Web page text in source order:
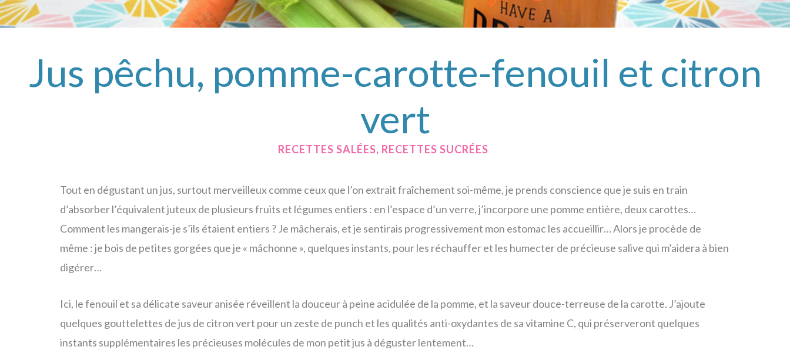
Jus pêchu, pomme-carotte-fenouil et citron
vert
RECETTES SALÉES, RECETTES SUCRÉES
Tout en dégustant un jus, surtout merveilleux comme ceux que l’on extrait fraîchement soi-même, je prends conscience que je suis en train
d’absorber l’équivalent juteux de plusieurs fruits et légumes entiers : en l’espace d’un verre, j’incorpore une pomme entière, deux carottes…
Comment les mangerais-je s’ils étaient entiers ? Je mâcherais, et je sentirais progressivement mon estomac les accueillir… Alors je procède de
même : je bois de petites gorgées que je « mâchonne », quelques instants, pour les réchauffer et les humecter de précieuse salive qui m’aidera à bien
digérer…
Ici, le fenouil et sa délicate saveur anisée réveillent la douceur à peine acidulée de la pomme, et la saveur douce-terreuse de la carotte. J’ajoute
quelques gouttelettes de jus de citron vert pour un zeste de punch et les qualités anti-oxydantes de sa vitamine C, qui préserveront quelques
instants supplémentaires les précieuses molécules de mon petit jus à déguster lentement…